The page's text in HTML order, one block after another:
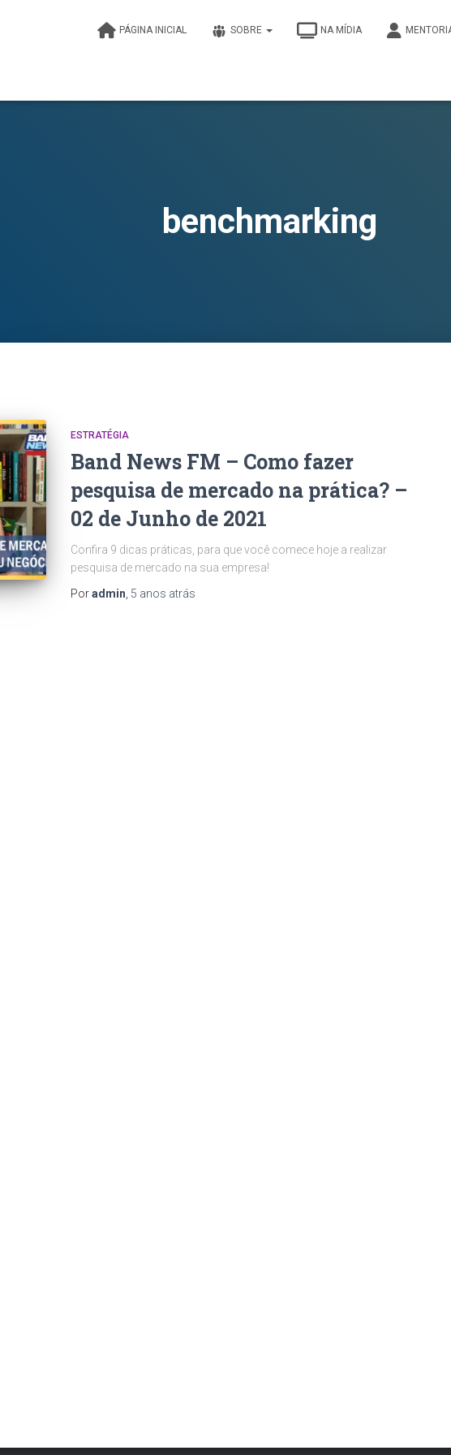
PÁGINA INICIAL SOBRE NA MÍDIA
benchmarking
ESTRATÉGIA
Band News FM – Como fazer
pesquisa de mercado na prática? –
02 de Junho de 2021
Confira 9 dicas práticas, para que você comece hoje a realizar
pesquisa de mercado na sua empresa!
Poradmin 5 anos atrás